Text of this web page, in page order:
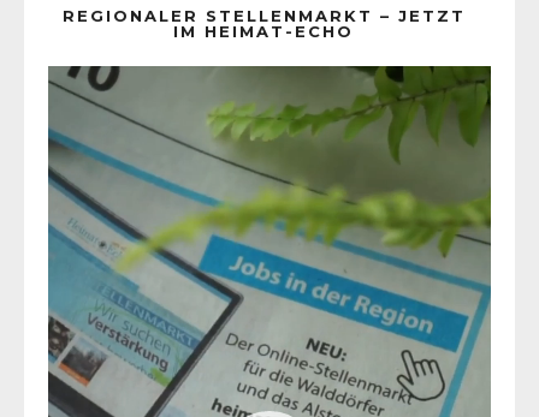
REGIONALER STELLENMARKT – JETZT
IM HEIMAT-ECHO
Player